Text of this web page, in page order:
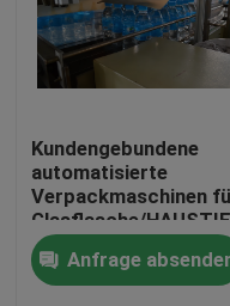
Kundengebundene
automatisierte
Verpackmaschinen
Glasflasche/
füllen 16KW
220V/380V ab
Anfrage